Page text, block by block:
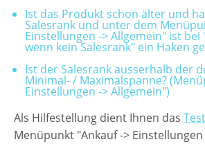
Allgemeine Einstellungen
CMS
Test-Tool
FAQ
Schnittstelle für Preisvergleiche
Ist das Produkt schon älter und
Salesrank und unter dem
Einstellungen -> Allgemein" ist bei
wenn kein Salesrank" ein Haken
Ist der Salesrank ausserhalb der
Minimal- / Maximalspanne?
Einstellungen -> Allgemein")
Als Hilfestellung dient Ihnen das
Menüpunkt "Ankauf -> Einstellungen